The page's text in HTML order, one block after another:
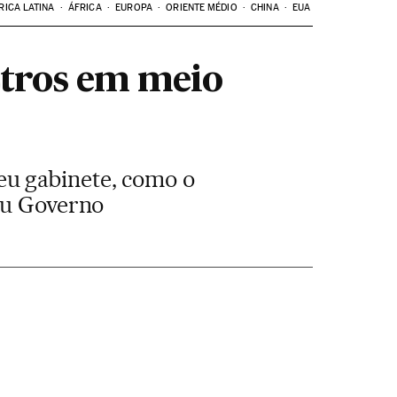
LATINA ÁFRICA EUROPA ORIENTE MÉDIO CHINA EUA
em meio
gabinete, como o
Governo